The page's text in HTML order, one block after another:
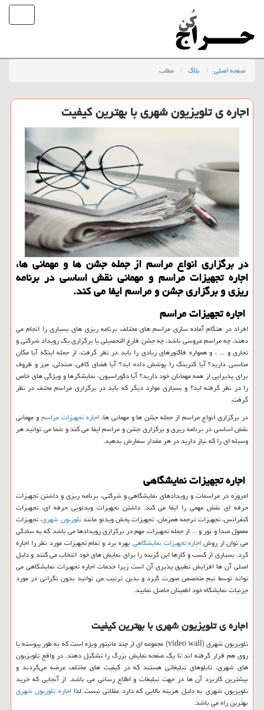
صفحه اصلی بلاگ مطلب
اجاره ی تلویزیون شهری با بهترین کیفیت
در برگزاری انواع مراسم از جمله جشن ها و مهمانی ها،
اجاره تجهیزات مراسم و مهمانی نقش اساسی در برنامه
ریزی و برگزاری جشن و مراسم ایفا می کند.
اجاره تجهیزات مراسم
افراد در هنگام آماده سازی مراسم های مختلف برنامه ریزی های بسیاری را انجام می
دهند، چه مراسم عروسی باشد، چه جشن فارغ التحصیلی یا برگزاری یک رویداد شرکتی و
تجاری و ... ، و همواره فاکتورهای زیادی را باید در نظر گرفت، از جمله اینکه آیا مکان
مناسبی دارید؟ آیا کترینگ را پوشش داده اید؟ آیا فضای کافی، صندلی، میز و ظروف
برای پذیرایی از همه مهمانان خود دارید؟ آیا دکوراسیون، نمایشگرها و ویژگی های خاص
را در نظر گرفته اید؟ و بسیاری موارد دیگر که باید در برگزاری مراسم مختف در نظر
گرفت.
در برگزاری انواع مراسم از جمله جشن ها و مهمانی ها،اجاره تجهیزات مراسمو مهمانی
نقش اساسی در برنامه ریزی و برگزاری جشن و مراسم ایفا می کند و شما می توانید هر
وسیله ‌ای را که نیاز دارید در هر مقدار سفارش بدهید.
اجاره تجهیزات نمایشگاهی
امروزه در مراسمات و رویدادهای نمایشگاهی و شرکتی، برنامه ریزی و داشتن تجهیزات
حرفه ای نقش مهمی را ایفا می کند. داشتن تجهیزات ویدئویی حرفه ای، تجهیزات
کنفرانس، تجهیزات ترجمه همزمان، تجهیزات پخش ویدئو مانندتلوزیون شهری، تجهیزات
معمول صدا و نور و ... از جمله تجهیزات مهم در برگزاری رویدادها می باشد که به سادگی
می توان از روشاجاره تجهیزات نمایشگاهیبهره برد و تمام تجهیزات مورد نظر را اجاره
کرد. بسیاری از کسب و کارها این گزینه را برای نمایش های خود انتخاب می کنند و دلیل
اصلی آن ها افزایش تطبیق پذیری آن است زیرا خدمات اجاره تجهیزات نمایشگاهی می
تواند توسط تیم متخصص صورت گیرد و بدین ترتیب می توانید بدون نگرانی در مورد
جزئیات نمایشگاه خود اطمینان حاصل نمایید.
اجاره ی تلویزیون شهری با بهترین کیفیت
تلویزیون شهری (video wall) مجموعه ای از چند مانیتور ویژه است که به طور پیوسته یا
روی هم قرار گرفته اند تا یک صفحه نمایش بزرگ را تشکیل دهند. در واقع تلویزیون
‌های شهری، تابلوهای تبلیغاتی هستند که در کیفیت‌ های مختلف عرضه می‌گردند و
بیشترین کاربرد آن ها در جهت تبلیغات و اطلاع رسانی می باشد. از آنجایی که خرید
تلویزیون شهری به دلیل هزینه بالایی که دارد عقلانی نیست لذااجاره تلوزیون شهری
بهترین راه می باشد.